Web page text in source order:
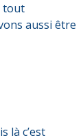
tout
aussi être
là c’est